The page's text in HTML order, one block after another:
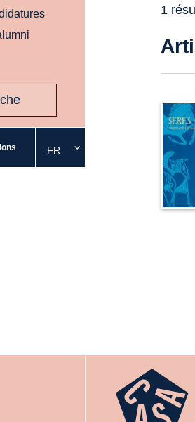
Sélectionnez
la
FR
1